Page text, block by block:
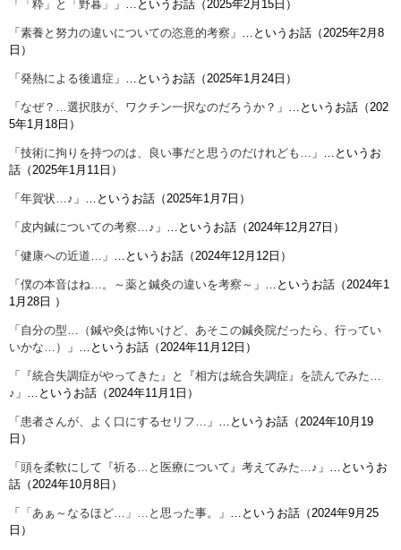
「 「粋」と「野暮」 」…というお話（2025年2月15日）
「 素養と努力の違いについての恣意的考察 」…というお話（2025年2月8
日）
「 発熱による後遺症 」…というお話（2025年1月24日）
「 なぜ？…選択肢が、ワクチン一択なのだろうか？ 」…というお話（202
5年1月18日）
「 技術に拘りを持つのは、良い事だと思うのだけれども… 」…というお
話（2025年1月11日）
「 年賀状…♪ 」…というお話（2025年1月7日）
「 皮内鍼についての考察…♪ 」…というお話（2024年12月27日）
「 健康への近道… 」…というお話（2024年12月12日）
「 僕の本音はね…。～薬と鍼灸の違いを考察～ 」…というお話（2024年1
1月28日 ）
「 自分の型…（鍼や灸は怖いけど、あそこの鍼灸院だったら、行ってい
いかな…）
」…というお話（2024年11月12日）
「
『統合失調症がやってきた』と『相方は統合失調症』を読んでみた…
♪ 」…というお話（2024年11月1日）
「 患者さんが、よく口にするセリフ… 」…というお話（2024年10月19
日）
「 頭を柔軟にして『祈る…と医療について』考えてみた…♪ 」…というお
話（2024年10月8日）
「 「あぁ～なるほど…」…と思った事。
」…というお話（2024年9月25
日）